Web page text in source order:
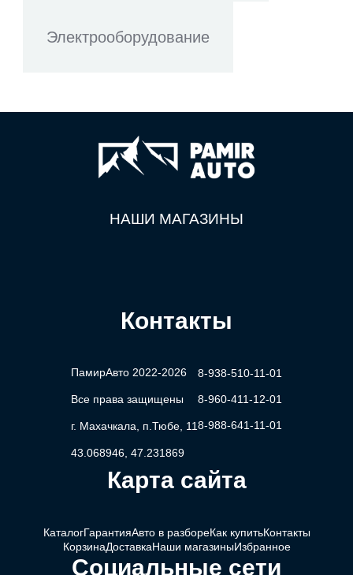
Электрооборудование
НАШИ МАГАЗИНЫ
Контакты
ПамирАвто 2022-2026
Все права защищены
г. Махачкала, п.Тюбе, 11
43.068946, 47.231869
8-938-510-11-01
8-960-411-12-01
8-988-641-11-01
Карта сайта
КаталогГарантияАвто в разбореКак купитьКонтакты
КорзинаДоставкаНаши магазиныИзбранное
Социальные сети